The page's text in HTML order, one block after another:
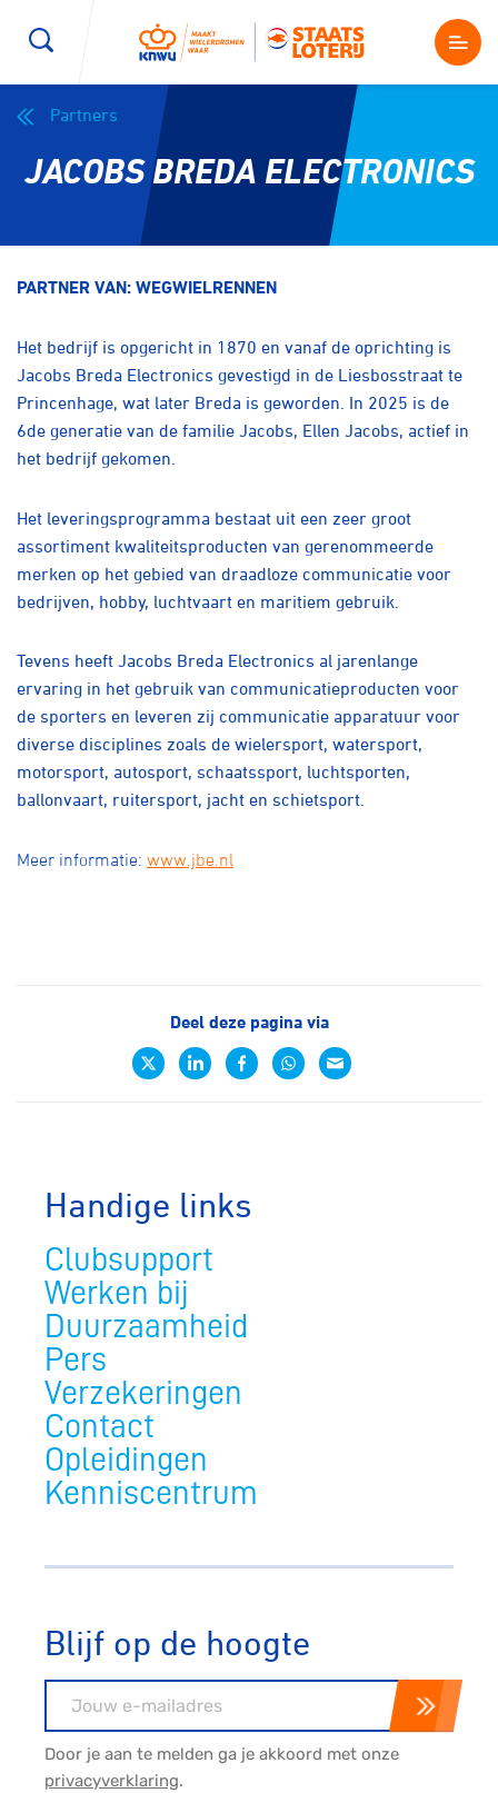
Kenniscentrum
Magazine
Shop
Producten en diensten
Over ons
Lid worden
Partners
JACOBS BREDA ELECTRONICS
PARTNER VAN: WEGWIELRENNEN
Het bedrijf is opgericht in 1870 en vanaf de oprichting is
Jacobs Breda Electronics gevestigd in de Liesbosstraat te
Princenhage, wat later Breda is geworden. In 2025 is de
6de generatie van de familie Jacobs, Ellen Jacobs, actief in
het bedrijf gekomen.
Het leveringsprogramma bestaat uit een zeer groot
assortiment kwaliteitsproducten van gerenommeerde
merken op het gebied van draadloze communicatie voor
bedrijven, hobby, luchtvaart en maritiem gebruik.
Tevens heeft Jacobs Breda Electronics al jarenlange
ervaring in het gebruik van communicatieproducten voor
de sporters en leveren zij communicatie apparatuur voor
diverse disciplines zoals de wielersport, watersport,
motorsport, autosport, schaatssport, luchtsporten,
ballonvaart, ruitersport, jacht en schietsport.
Meer informatie: www.jbe.nl
Deel deze pagina via
Handige links
Clubsupport
Werken bij
Duurzaamheid
Pers
Verzekeringen
Contact
Opleidingen
Kenniscentrum
Blijf op de hoogte
Door je aan te melden ga je akkoord met onze
privacyverklaring.
Wegwielrennen Mountainbiken
E-Racing
BMX freestyle Gravel
Pumptrack Fixed gear